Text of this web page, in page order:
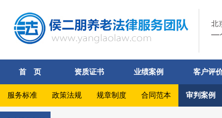
首 页 资质证书 业绩案例 客户评
服务标准 政策法规 规章制度 合同范本 审判案例